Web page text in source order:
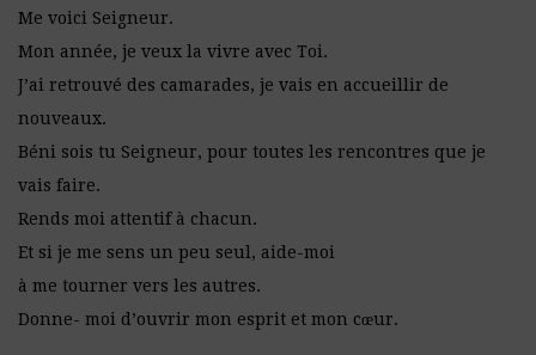
Me voici Seigneur.
Mon année, je veux la vivre avec Toi.
J’ai retrouvé des camarades, je vais en accueillir de
nouveaux.
Béni sois tu Seigneur, pour toutes les rencontres que je
vais faire.
Rends moi attentif à chacun.
Et si je me sens un peu seul, aide-moi
à me tourner vers les autres.
Donne- moi d’ouvrir mon esprit et mon cœur.